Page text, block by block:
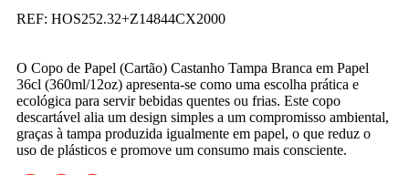
REF: HOS252.32+Z14844CX2000
O Copo de Papel (Cartão) Castanho Tampa Branca em Papel
36cl (360ml/12oz) apresenta-se como uma escolha prática e
ecológica para servir bebidas quentes ou frias. Este copo
descartável alia um design simples a um compromisso ambiental,
graças à tampa produzida igualmente em papel, o que reduz o
uso de plásticos e promove um consumo mais consciente.